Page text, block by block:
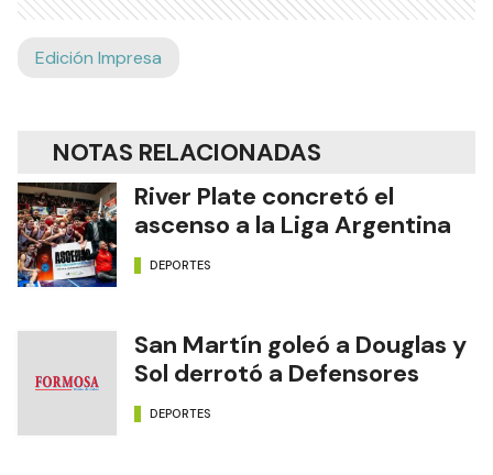
Edición Impresa
NOTAS RELACIONADAS
River Plate concretó el
ascenso a la Liga Argentina
DEPORTES
San Martín goleó a Douglas y
Sol derrotó a Defensores
DEPORTES